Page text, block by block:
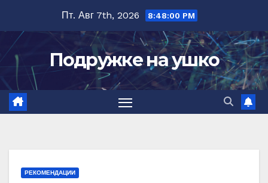
содержимому
Пт. Авг 7th, 2026 8:48:01 PM
Подружке на ушко
РЕКОМЕНДАЦИИ